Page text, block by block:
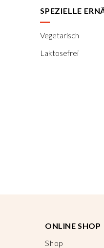
SPEZIELLE
Vegetarisch
Laktosefrei
ONLINE SHOP
Shop